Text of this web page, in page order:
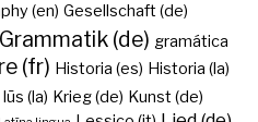
(en) Gesellschaft (de)
Grammatik (de) gramática
(fr) Historia (es) Historia (la)
Iūs (la) Krieg (de) Kunst (de)